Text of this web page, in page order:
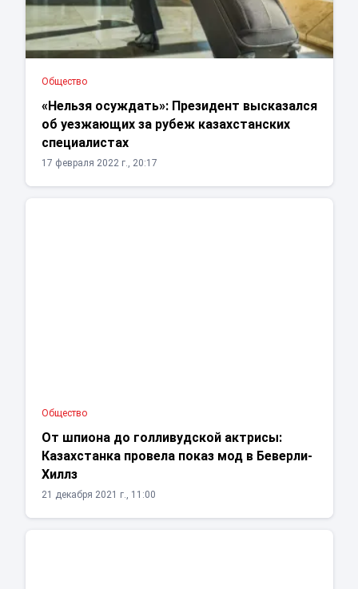
Общество
«Нельзя осуждать»: Президент высказался
об уезжающих за рубеж казахстанских
специалистах
17 февраля 2022 г., 20:17
Общество
От шпиона до голливудской актрисы:
Казахстанка провела показ мод в Беверли-
Хиллз
21 декабря 2021 г., 11:00